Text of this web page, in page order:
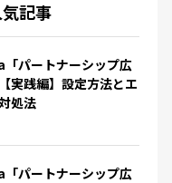
記事
パートナーシップ広
実践編】設定方法とエ
処法
パートナーシップ広